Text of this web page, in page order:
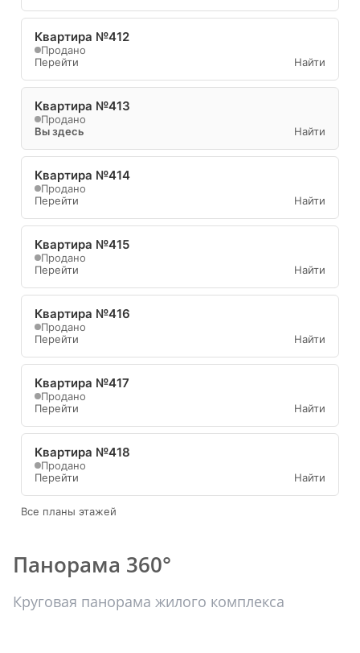
Квартира №412
Продано
Перейти
Найти
Квартира №413
Продано
Вы здесь
Найти
Квартира №414
Продано
Перейти
Найти
Квартира №415
Продано
Перейти
Найти
Квартира №416
Продано
Перейти
Найти
Квартира №417
Продано
Перейти
Найти
Квартира №418
Продано
Перейти
Найти
Все планы этажей
Панорама 360°
Круговая панорама жилого комплекса